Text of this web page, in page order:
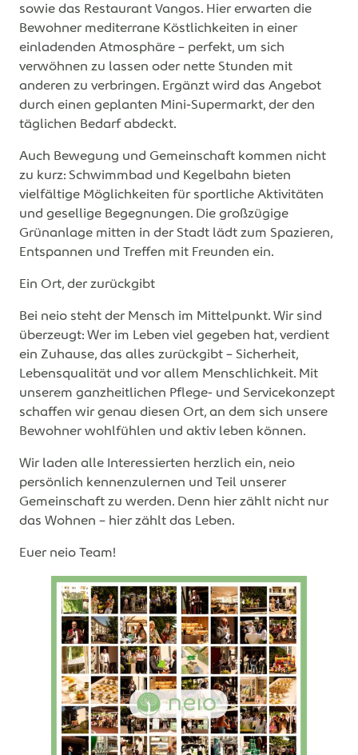
sowie das Restaurant Vangos. Hier erwarten die
Bewohner mediterrane Köstlichkeiten in einer
einladenden Atmosphäre – perfekt, um sich
verwöhnen zu lassen oder nette Stunden mit
anderen zu verbringen. Ergänzt wird das Angebot
durch einen geplanten Mini-Supermarkt, der den
täglichen Bedarf abdeckt.
Auch Bewegung und Gemeinschaft kommen nicht
zu kurz: Schwimmbad und Kegelbahn bieten
vielfältige Möglichkeiten für sportliche Aktivitäten
und gesellige Begegnungen. Die großzügige
Grünanlage mitten in der Stadt lädt zum Spazieren,
Entspannen und Treffen mit Freunden ein.
Ein Ort, der zurückgibt
Bei neio steht der Mensch im Mittelpunkt. Wir sind
überzeugt: Wer im Leben viel gegeben hat, verdient
ein Zuhause, das alles zurückgibt – Sicherheit,
Lebensqualität und vor allem Menschlichkeit. Mit
unserem ganzheitlichen Pflege- und Servicekonzept
schaffen wir genau diesen Ort, an dem sich unsere
Bewohner wohlfühlen und aktiv leben können.
Wir laden alle Interessierten herzlich ein, neio
persönlich kennenzulernen und Teil unserer
Gemeinschaft zu werden. Denn hier zählt nicht nur
das Wohnen – hier zählt das Leben.
Euer neio Team!